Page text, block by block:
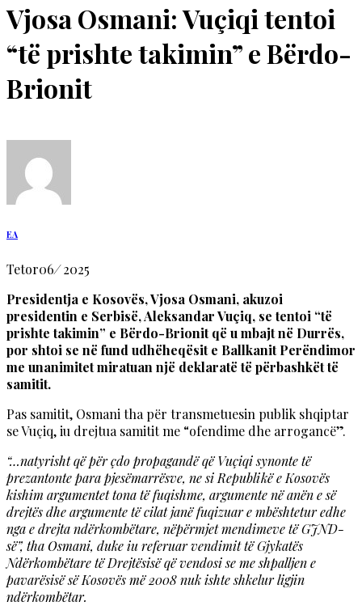
Vjosa Osmani: Vuçiqi tentoi
“të prishte takimin” e Bërdo-
Brionit
EA
Tetor06/2025
Presidentja e Kosovës, Vjosa Osmani, akuzoi
presidentin e Serbisë, Aleksandar Vuçiq, se tentoi “të
prishte takimin” e Bërdo-Brionit që u mbajt në Durrës,
por shtoi se në fund udhëheqësit e Ballkanit Perëndimor
me unanimitet miratuan një deklaratë të përbashkët të
samitit.
Pas samitit, Osmani tha për transmetuesin publik shqiptar
se Vuçiq, iu drejtua samitit me “ofendime dhe arrogancë”.
“…natyrisht që për çdo propagandë që Vuçiqi synonte të
prezantonte para pjesëmarrësve, ne si Republikë e Kosovës
kishim argumentet tona të fuqishme, argumente në anën e së
drejtës dhe argumente të cilat janë fuqizuar e mbështetur edhe
nga e drejta ndërkombëtare, nëpërmjet mendimeve të GJND-
së”, tha Osmani, duke iu referuar vendimit të Gjykatës
Ndërkombëtare të Drejtësisë që vendosi se me shpalljen e
pavarësisë së Kosovës më 2008 nuk ishte shkelur ligjin
ndërkombëtar.